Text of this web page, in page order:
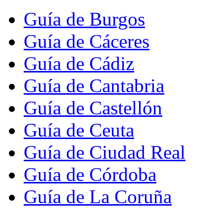
Guía de Burgos
Guía de Cáceres
Guía de Cádiz
Guía de Cantabria
Guía de Castellón
Guía de Ceuta
Guía de Ciudad Real
Guía de Córdoba
Guía de La Coruña